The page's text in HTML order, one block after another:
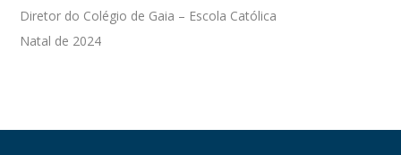
Diretor do Colégio de Gaia – Escola Católica
Natal de 2024